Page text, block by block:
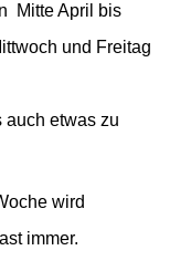
Mitte April bis
und Freitag
auch etwas zu
wird
immer.